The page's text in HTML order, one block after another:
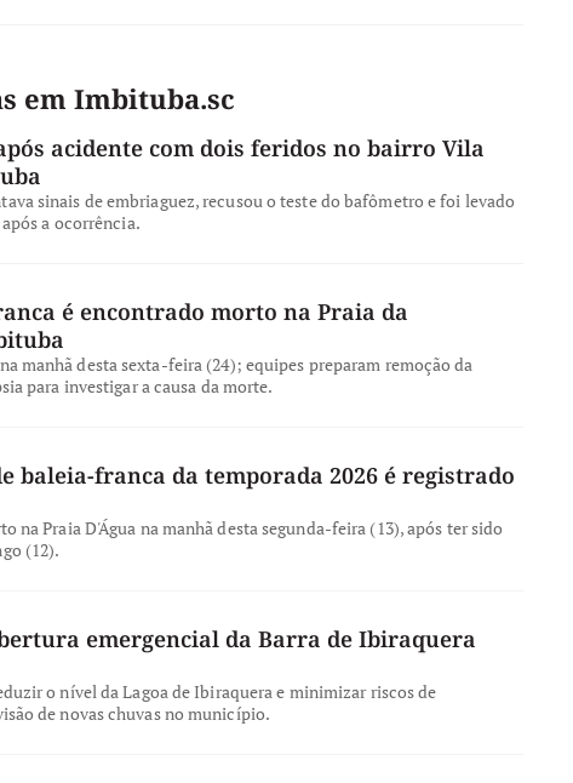
em Imbituba.sc
acidente com dois feridos no bairro Vila
sinais de embriaguez, recusou o teste do bafômetro e foi levado
a ocorrência.
é encontrado morto na Praia da
manhã desta sexta-feira (24); equipes preparam remoção da
para investigar a causa da morte.
baleia-franca da temporada 2026 é registrado
na Praia D'Água na manhã desta segunda-feira (13), após ter sido
(12).
emergencial da Barra de Ibiraquera
o nível da Lagoa de Ibiraquera e minimizar riscos de
de novas chuvas no município.